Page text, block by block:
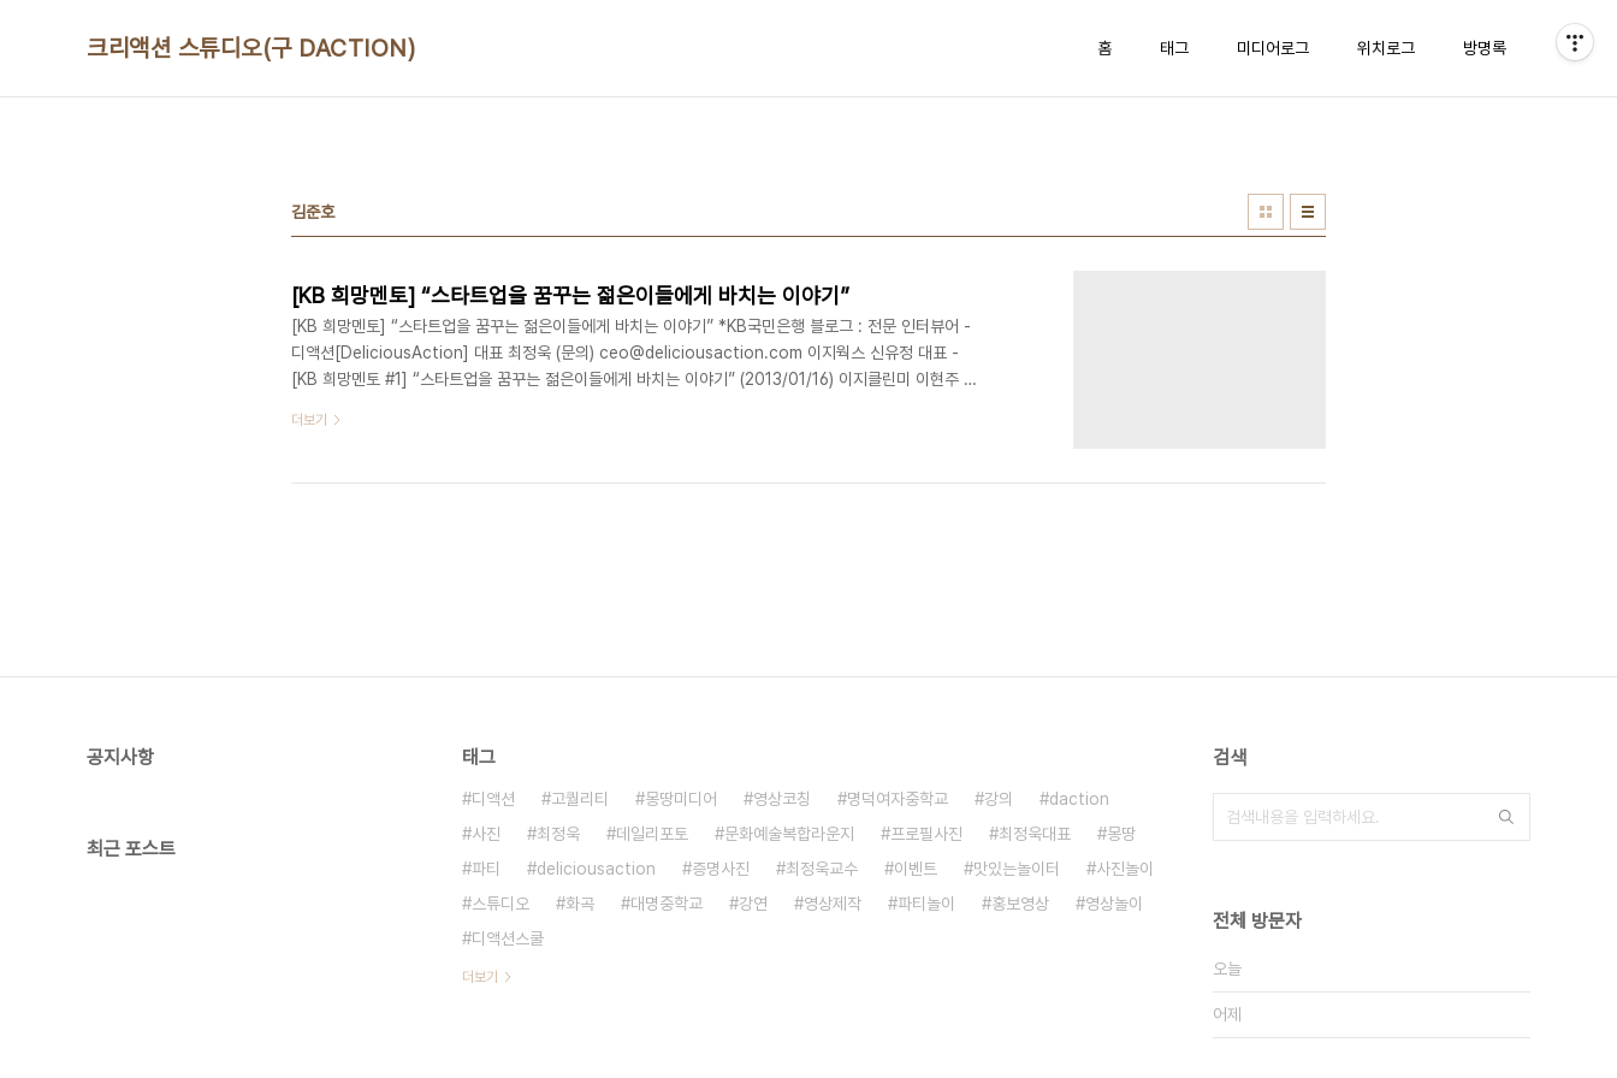
크리액션 스튜디오(구 DACTION) 홈 태그 미디어로그 위치로그 방명록
김준호
[KB 희망멘토] “스타트업을 꿈꾸는 젊은이들에게 바치는 이야기”
[KB 희망멘토] “스타트업을 꿈꾸는 젊은이들에게 바치는 이야기” *KB국민은행 블로그 : 전문 인터뷰어 -
디액션[DeliciousAction] 대표 최정욱 (문의) ceo@deliciousaction.com 이지웍스 신유정 대표 -
[KB 희망멘토 #1] “스타트업을 꿈꾸는 젊은이들에게 바치는 이야기” (2013/01/16) 이지클린미 이현주 대
토 #3] 교육을 축제로 만드는 그녀 (2014/01/22)알리바바투어 박지연 대표 - [KB 희망멘토 #4] 모든 것
중요하다고..
더보기
공지사항
최근 포스트
태그
디액션 고퀄리티 몽땅미디어 영상코칭 명덕여자중학교 강의
daction
사진
최정욱 데일리포토 문화예술복합라운지 프로필사진 최정욱대표
몽땅
파티
deliciousaction 증명사진 최정욱교수 이벤트 맛있는놀이터
사진놀이
스튜디오
화곡 대명중학교 강연 영상제작 파티놀이 홍보영상
영상놀이
디액션스쿨
더보기
검색
전체 방문자
오늘
어제